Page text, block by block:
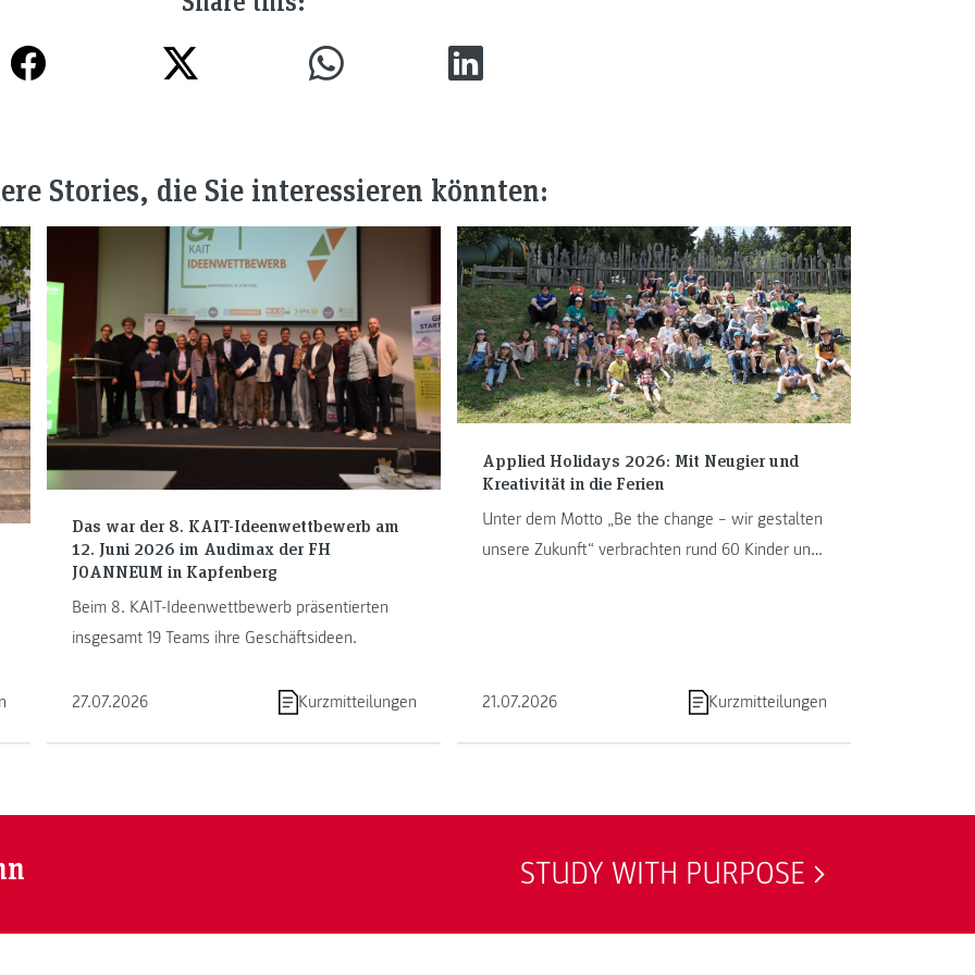
Stories, die Sie interessieren könnten:
Das war der 8. KAIT-Ideenwettbewerb am
12. Juni 2026 im Audimax der FH
JOANNEUM in Kapfenberg
Beim 8. KAIT-Ideenwettbewerb präsentierten
insgesamt 19 Teams ihre Geschäftsideen.
27.07.2026 Kurzmitteilungen
Applied Holidays 2026: Mit Neugier und
Kreativität in die Ferien
Unter dem Motto „Be the change – wir gestalten
unsere Zukunft“ verbrachten rund 60 Kinder und
21.07.2026 Kurzmitteilungen
STUDY WITH PURPOSE